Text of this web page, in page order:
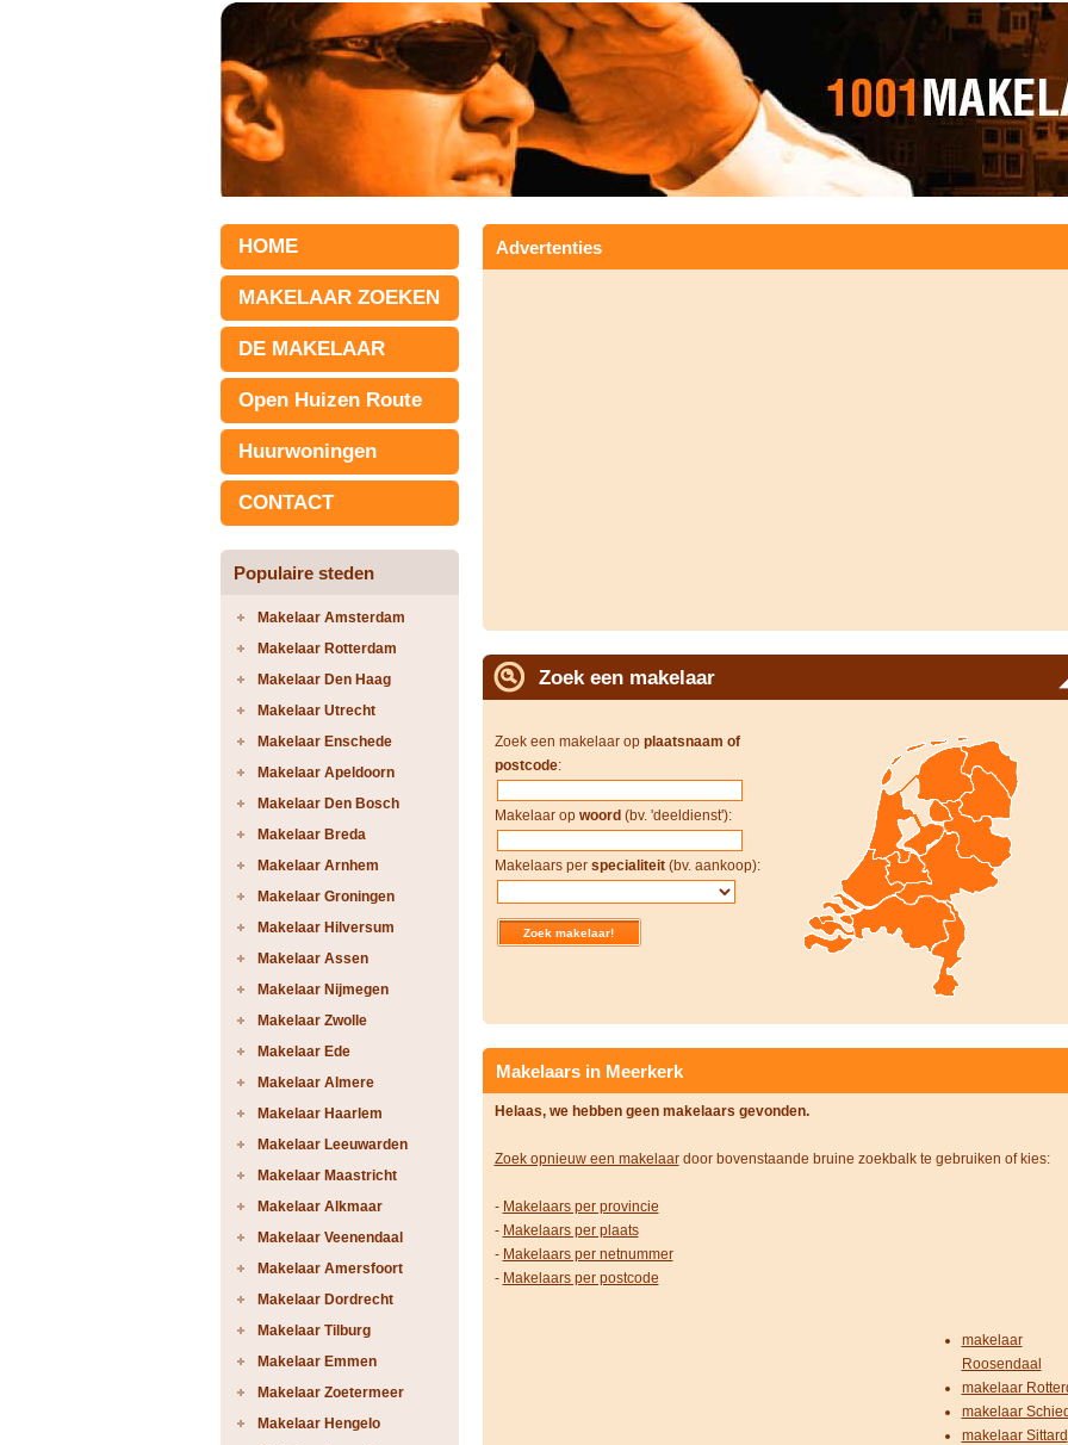
HOME
MAKELAAR ZOEKEN
DE MAKELAAR
Open Huizen Route
Huurwoningen
CONTACT
Populaire steden
Makelaar Amsterdam
Makelaar Rotterdam
Makelaar Den Haag
Makelaar Utrecht
Makelaar Enschede
Makelaar Apeldoorn
Makelaar Den Bosch
Makelaar Breda
Makelaar Arnhem
Makelaar Groningen
Makelaar Hilversum
Makelaar Assen
Makelaar Nijmegen
Makelaar Zwolle
Makelaar Ede
Makelaar Almere
Makelaar Haarlem
Makelaar Leeuwarden
Makelaar Maastricht
Makelaar Alkmaar
Makelaar Veenendaal
Makelaar Amersfoort
Makelaar Dordrecht
Makelaar Tilburg
Makelaar Emmen
Makelaar Zoetermeer
Makelaar Hengelo
Advertenties
Zoek een makelaar
Zoek een makelaar op plaatsnaam of
postcode:
Makelaar op woord (bv. 'deeldienst'):
Makelaars per specialiteit(bv. aankoop):
Makelaars in Meerkerk
Helaas, we hebben geen makelaars gevonden.
Zoek opnieuw een makelaardoor bovenstaande bruine zoekbalk te gebruiken of kies:
- Makelaars per provincie
- Makelaars per plaats
- Makelaars per netnummer
- Makelaars per postcode
makelaar
Roosendaal
makelaar
makelaar
makelaar Sittard